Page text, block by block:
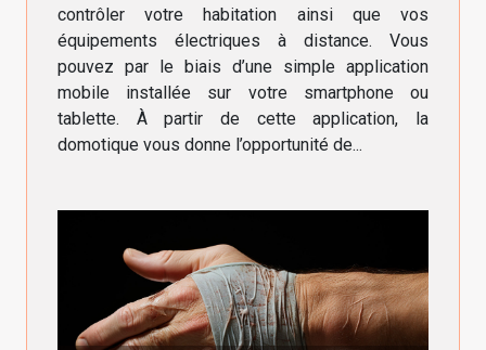
contrôler votre habitation ainsi que vos
équipements électriques à distance. Vous
pouvez par le biais d’une simple application
mobile installée sur votre smartphone ou
tablette. À partir de cette application, la
domotique vous donne l’opportunité de...